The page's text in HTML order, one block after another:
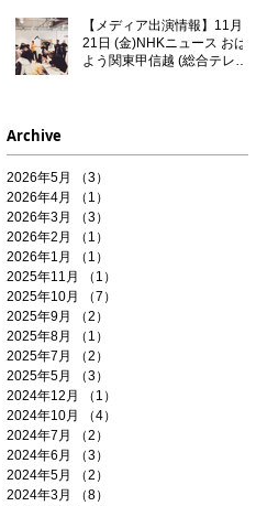
【メディア出演情報】11月
21日 (金)NHKニュース おは
よう関東甲信越 (総合テレビ)
Archive
2026年5月 （3）
2026年4月
（1）
2026年3月
（3）
2026年2月
（1）
2026年1月
（1）
2025年11月
（1）
2025年10月
（7）
2025年9月
（2）
2025年8月
（1）
2025年7月
（2）
2025年5月
（3）
2024年12月
（1）
2024年10月
（4）
2024年7月
（2）
2024年6月
（3）
2024年5月
（2）
2024年3月
（8）